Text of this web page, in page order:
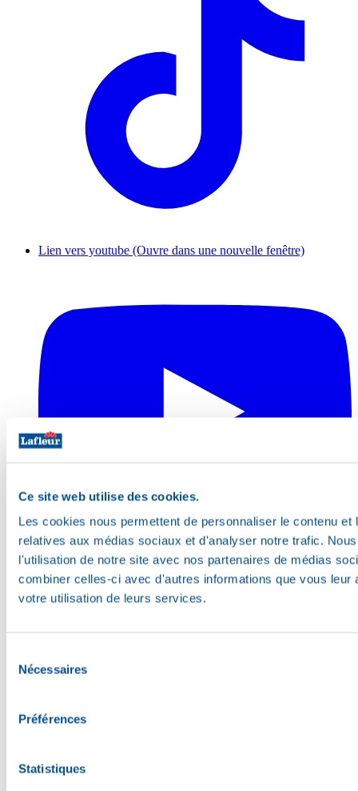
Ce site web utilise des cookies.
Les cookies nous permettent de personnaliser le contenu
relatives aux médias sociaux et d'analyser notre trafic.
l'utilisation de notre site avec nos partenaires de médias
combiner celles-ci avec d'autres informations que vous
votre utilisation de leurs services.
Nécessaires
Préférences
Statistiques
Lien vers youtube (Ouvre dans une nouvelle fenêtre)
Lien vers facebook (Ouvre dans une nouvelle fenêtre)